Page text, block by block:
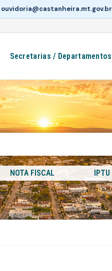
ouvidoria@castanheira.mt.gov.br
Secretarias / Departamentos
NOTA FISCAL IPTU